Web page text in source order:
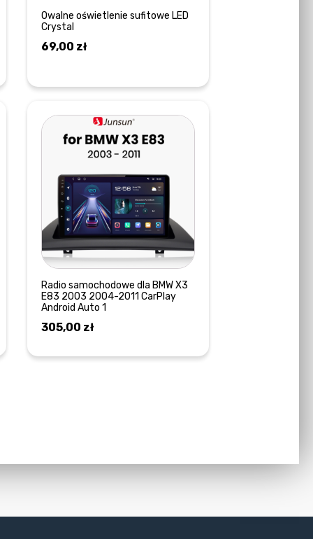
Owalne oświetlenie sufitowe LED
Crystal
69,00 zł
Radio samochodowe dla BMW X3
E83 2003 2004-2011 CarPlay
Android Auto 1
305,00 zł